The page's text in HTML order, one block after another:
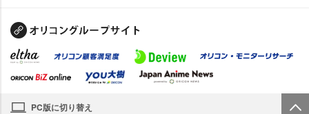
PC版に切り替え